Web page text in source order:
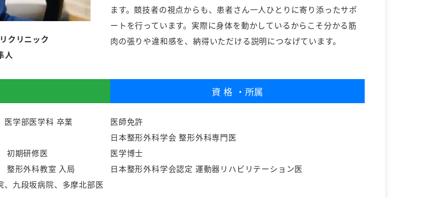
クリニック
人
ます。競技者の視点からも、患者さん一人ひとりに寄り添ったサポ
ートを行っています。実際に身体を動かしているからこそ分かる筋
肉の張りや違和感を、納得いただける説明につなげています。
医学部医学科 卒業
初期研修医
整形外科教室 入局
九段坂病院、多摩北部医
資格 ・所属
医師免許
日本整形外科学会 整形外科専門医
医学博士
日本整形外科学会認定 運動器リハビリテーション医